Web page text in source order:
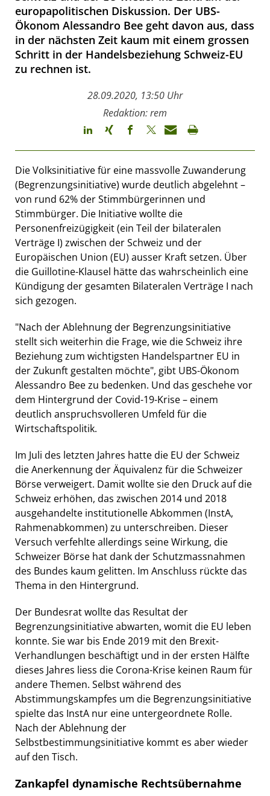
europapolitischen Diskussion. Der UBS-
Ökonom Alessandro Bee geht davon aus, dass
in der nächsten Zeit kaum mit einem grossen
Schritt in der Handelsbeziehung Schweiz-EU
zu rechnen ist.
28.09.2020, 13:50 Uhr
Redaktion: rem
Die Volksinitiative für eine massvolle Zuwanderung
(Begrenzungsinitiative) wurde deutlich abgelehnt –
von rund 62% der Stimmbürgerinnen und
Stimmbürger. Die Initiative wollte die
Personenfreizügigkeit (ein Teil der bilateralen
Verträge I) zwischen der Schweiz und der
Europäischen Union (EU) ausser Kraft setzen. Über
die Guillotine-Klausel hätte das wahrscheinlich eine
Kündigung der gesamten Bilateralen Verträge I nach
sich gezogen.
"Nach der Ablehnung der Begrenzungsinitiative
stellt sich weiterhin die Frage, wie die Schweiz ihre
Beziehung zum wichtigsten Handelspartner EU in
der Zukunft gestalten möchte", gibt UBS-Ökonom
Alessandro Bee zu bedenken. Und das geschehe vor
dem Hintergrund der Covid-19-Krise – einem
deutlich anspruchsvolleren Umfeld für die
Wirtschaftspolitik.
Im Juli des letzten Jahres hatte die EU der Schweiz
die Anerkennung der Äquivalenz für die Schweizer
Börse verweigert. Damit wollte sie den Druck auf die
Schweiz erhöhen, das zwischen 2014 und 2018
ausgehandelte institutionelle Abkommen (InstA,
Rahmenabkommen) zu unterschreiben. Dieser
Versuch verfehlte allerdings seine Wirkung, die
Schweizer Börse hat dank der Schutzmassnahmen
des Bundes kaum gelitten. Im Anschluss rückte das
Thema in den Hintergrund.
Der Bundesrat wollte das Resultat der
Begrenzungsinitiative abwarten, womit die EU leben
konnte. Sie war bis Ende 2019 mit den Brexit-
Verhandlungen beschäftigt und in der ersten Hälfte
dieses Jahres liess die Corona-Krise keinen Raum für
andere Themen. Selbst während des
Abstimmungskampfes um die Begrenzungsinitiative
spielte das InstA nur eine untergeordnete Rolle.
Nach der Ablehnung der
Selbstbestimmungsinitiative kommt es aber wieder
auf den Tisch.
Zankapfel dynamische Rechtsübernahme